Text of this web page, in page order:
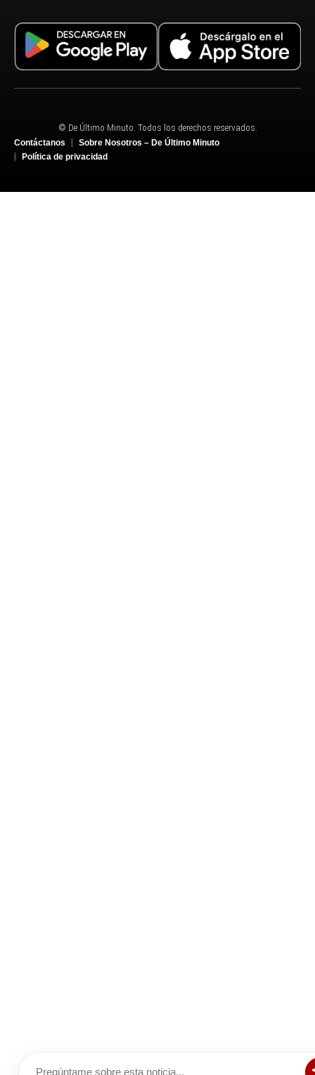
© De Último Minuto. Todos los derechos reservados.
Contáctanos
Sobre Nosotros – De Último Minuto
Política de privacidad